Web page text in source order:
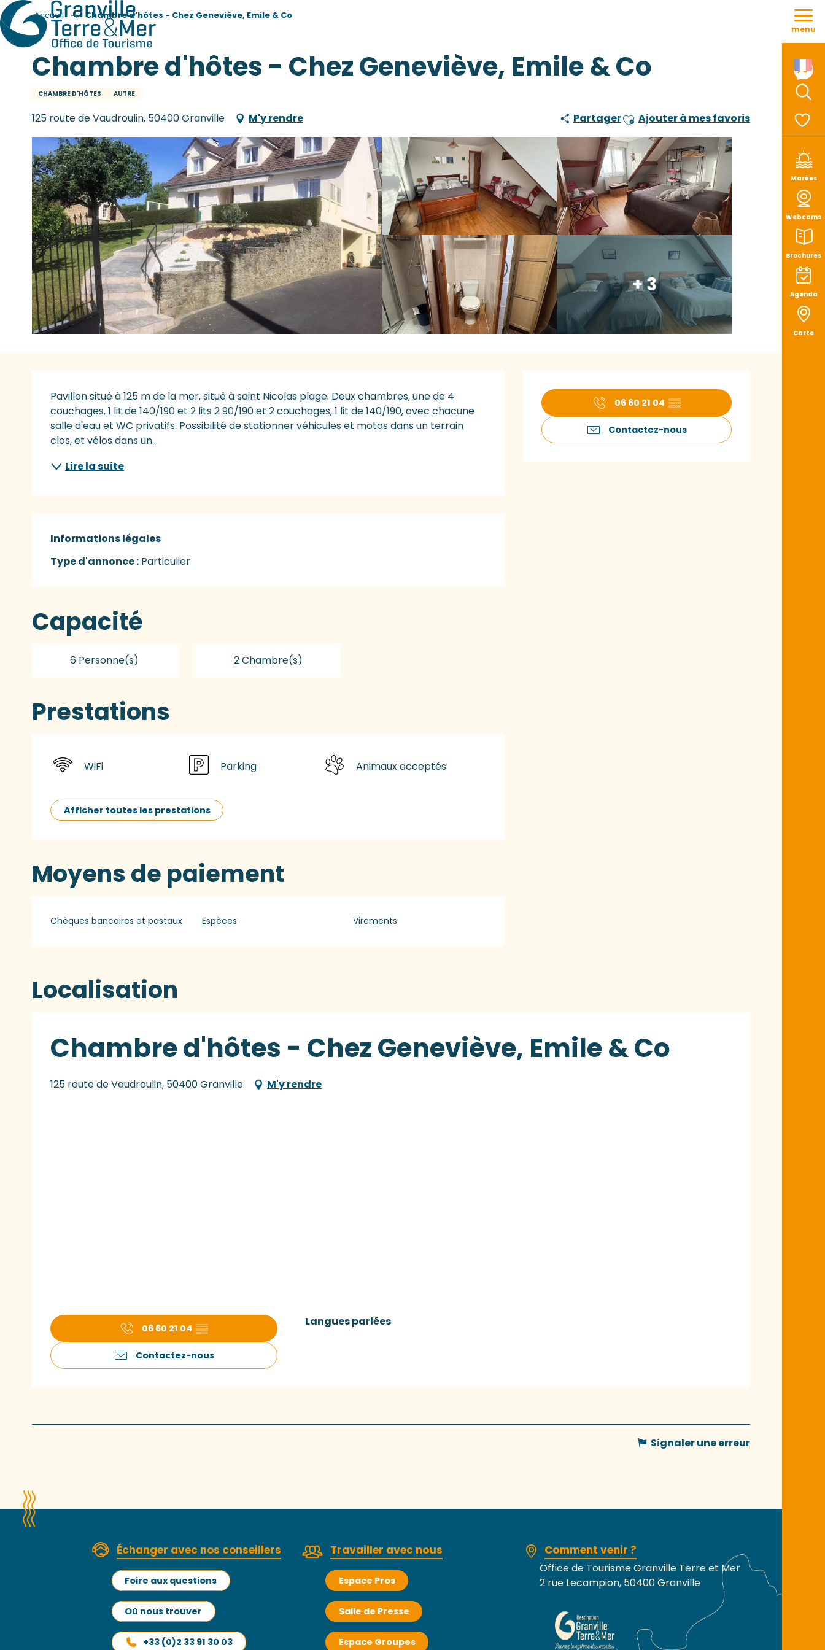
Aller
contenu
Marées
Webcams
Brochures
Agenda
Carte
menu
Accueil Chambre d'hôtes - Chez Geneviève, Emile & Co
Chambre d'hôtes - Chez Geneviève, Emile & Co
CHAMBRE D'HÔTES AUTRE
125 route de Vaudroulin, 50400 Granville M'y rendre PartagerAjouter aux favoris
Ajouter à mes favoris
+ 3
Ouverture et
06 60 21 04 ▒▒
Contactez-nous
Description
Pavillon situé à 125 m de la mer, situé à saint Nicolas plage. Deux chambres, une de 4
couchages, 1 lit de 140/190 et 2 lits 2 90/190 et 2 couchages, 1 lit de 140/190, avec chacune
salle d'eau et WC privatifs. Possibilité de stationner véhicules et motos dans un terrain
clos, et vélos dans un...
Lire la suite
Informations légales
Informations légales
Type d'annonce : Particulier
Capacité
6 Personne(s) 2 Chambre(s)
Prestations
WiFi Parking Animaux acceptés
Afficher toutes les prestations
Moyens de paiement
Chèques bancaires et postaux Espèces Virements
Localisation
Chambre d'hôtes - Chez Geneviève, Emile & Co
125 route de Vaudroulin, 50400 Granville M'y rendre
06 60 21 04 ▒▒
Contactez-nous
Langues parlées
Langues parlées
Signaler une erreur
Échanger avec nos conseillers
Foire aux questions
Où nous trouver
+33 (0)2 33 91 30 03
Travailler avec nous
Espace Pros
Salle de Presse
Espace Groupes
Comment venir ?
Office de Tourisme Granville Terre et Mer
2 rue Lecampion, 50400 Granville